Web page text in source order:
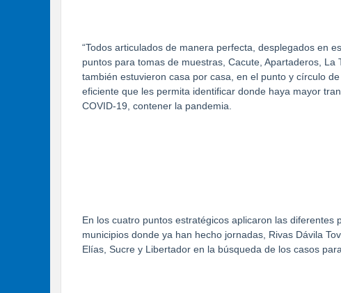
“Todos articulados de manera perfecta, desplegados en
puntos para tomas de muestras, Cacute, Apartaderos,
también estuvieron casa por casa, en el punto y círculo
eficiente que les permita identificar donde haya mayor
COVID-19, contener la pandemia.
En los cuatro puntos estratégicos aplicaron las
municipios donde ya han hecho jornadas, Rivas Dávila
Elías, Sucre y Libertador en la búsqueda de los casos